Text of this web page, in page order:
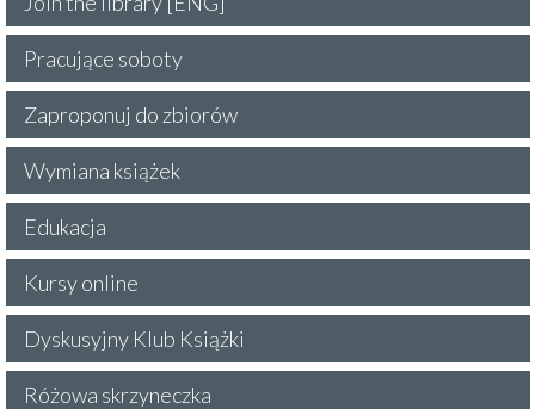
Pracujące soboty
Zaproponuj do zbiorów
Wymiana książek
Edukacja
Kursy online
Dyskusyjny Klub Książki
Różowa skrzyneczka